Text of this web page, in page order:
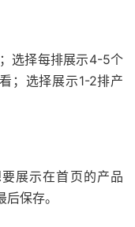
选择每排展示4-5个
；选择展示1-2排产
展示在首页的产品
保存。